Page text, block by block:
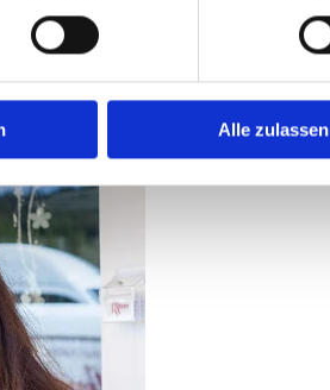
Alle zulassen
Raumausstatter